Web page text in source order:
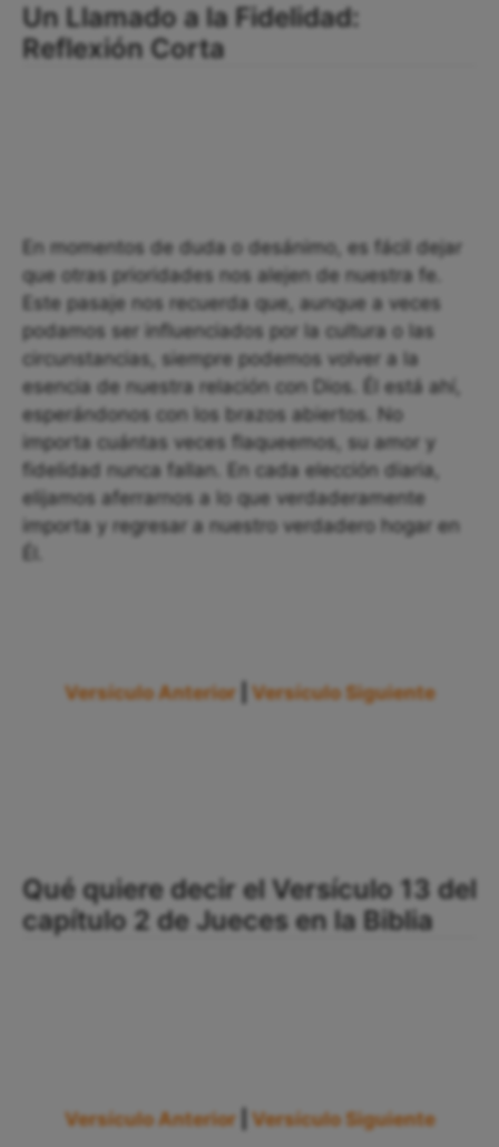
Un Llamado a la Fidelidad:
Reflexión Corta
En momentos de duda o desánimo, es fácil dejar
que otras prioridades nos alejen de nuestra fe.
Este pasaje nos recuerda que, aunque a veces
podamos ser influenciados por la cultura o las
circunstancias, siempre podemos volver a la
esencia de nuestra relación con Dios. Él está ahí,
esperándonos con los brazos abiertos. No
importa cuántas veces flaqueemos, su amor y
fidelidad nunca fallan. En cada elección diaria,
elijamos aferrarnos a lo que verdaderamente
importa y regresar a nuestro verdadero hogar en
Versículo Anterior Versículo Siguiente
Qué quiere decir el Versículo 13 del
capítulo 2 de Jueces en la Biblia
Versículo Anterior Versículo Siguiente